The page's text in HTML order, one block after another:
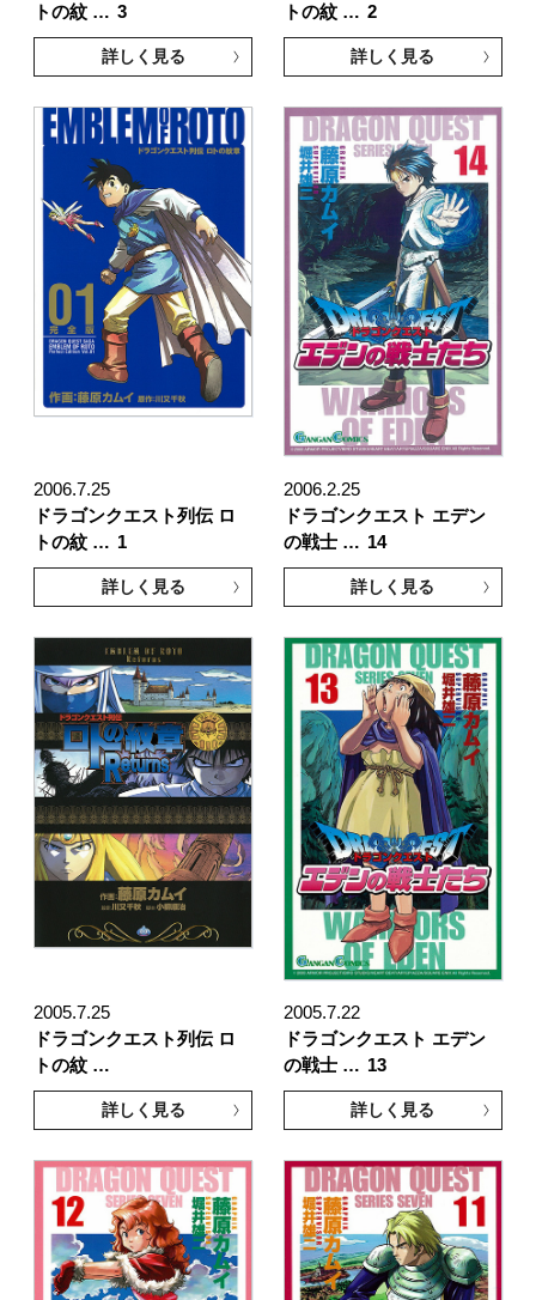
トの紋 … 3
詳しく見る
トの紋 … 2
詳しく見る
2006.7.25
ドラゴンクエスト列伝 ロ
トの紋 … 1
詳しく見る
2006.2.25
ドラゴンクエスト エデン
の戦士 … 14
詳しく見る
2005.7.25
ドラゴンクエスト列伝 ロ
トの紋 …
詳しく見る
2005.7.22
ドラゴンクエスト エデン
の戦士 … 13
詳しく見る